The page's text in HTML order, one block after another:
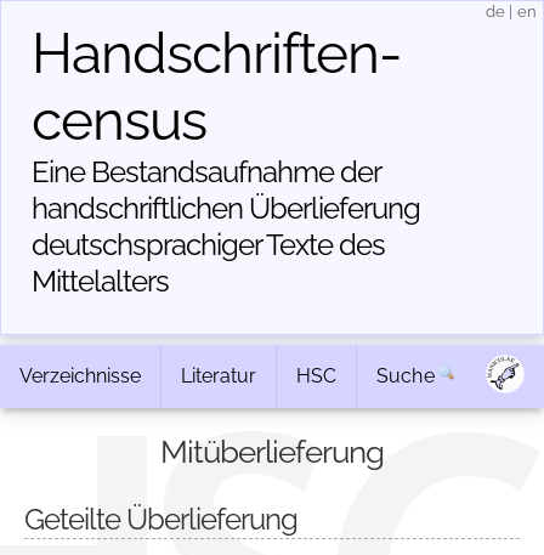
Handschriften­
census
Eine Bestandsaufnahme der
handschriftlichen Über­lieferung
deutschsprachiger Texte des
Mittelalters
de en
Verzeichnisse Literatur HSC Suche
Mitüberlieferung
Geteilte Überlieferung